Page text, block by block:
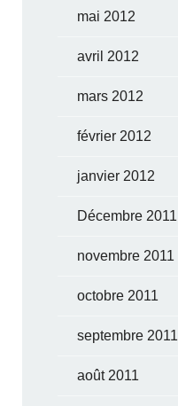
mai 2012
avril 2012
mars 2012
février 2012
janvier 2012
Décembre 2011
novembre 2011
octobre 2011
septembre 2011
août 2011